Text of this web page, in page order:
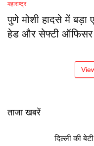
महाराष्ट्र
पुणे मोशी हादसे में बड़ा
हेड और सेफ्टी ऑफिसर
ताजा खबरें
दिल्ली की